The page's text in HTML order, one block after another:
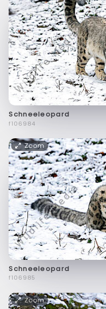
Schneeleopard
f106984
Zoom
Schneeleopard
f106985
Zoom